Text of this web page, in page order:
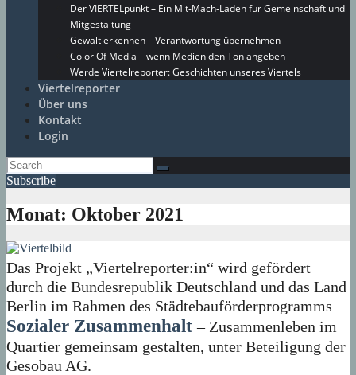
Der VIERTELpunkt – Ein Mit-Mach-Laden für Gemeinschaft und
Mitgestaltung
Gewalt erkennen – Verantwortung übernehmen
Color Of Media – wenn Medien den Ton angeben
Werde Viertelreporter: Geschichten unseres Viertels
Viertelreporter
Über uns
Kontakt
Login
Subscribe
Monat: Oktober 2021
Das Projekt „Viertelreporter:in“ wird gefördert
durch die Bundesrepublik Deutschland und das Land
Berlin im Rahmen des Städtebauförderprogramms
Sozialer Zusammenhalt – Zusammenleben im
Quartier gemeinsam gestalten, unter Beteiligung der
Gesobau AG.